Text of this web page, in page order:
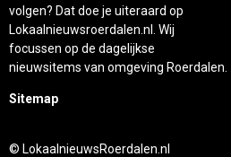
volgen? Dat doe je uiteraard op
Lokaalnieuwsroerdalen.nl. Wij
focussen op de dagelijkse
nieuwsitems van omgeving Roerdalen.
Sitemap
© LokaalnieuwsRoerdalen.nl